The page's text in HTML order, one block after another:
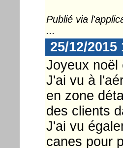
Publié via
...
25/12/
Joyeux noël
J'ai vu à
en zone
des clients
J'ai vu
canes pour